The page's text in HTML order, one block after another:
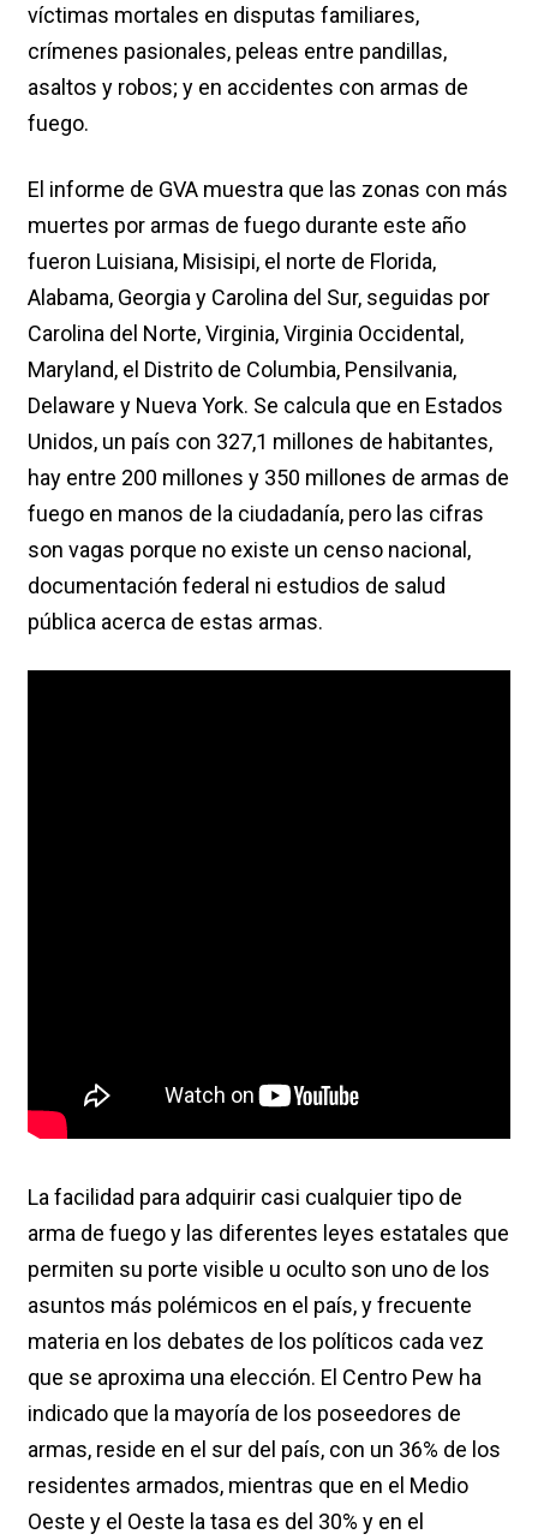
víctimas mortales en disputas familiares,
crímenes pasionales, peleas entre pandillas,
asaltos y robos; y en accidentes con armas de
fuego.
El informe de GVA muestra que las zonas con más
muertes por armas de fuego durante este año
fueron Luisiana, Misisipi, el norte de Florida,
Alabama, Georgia y Carolina del Sur, seguidas por
Carolina del Norte, Virginia, Virginia Occidental,
Maryland, el Distrito de Columbia, Pensilvania,
Delaware y Nueva York. Se calcula que en Estados
Unidos, un país con 327,1 millones de habitantes,
hay entre 200 millones y 350 millones de armas de
fuego en manos de la ciudadanía, pero las cifras
son vagas porque no existe un censo nacional,
documentación federal ni estudios de salud
pública acerca de estas armas.
La facilidad para adquirir casi cualquier tipo de
arma de fuego y las diferentes leyes estatales que
permiten su porte visible u oculto son uno de los
asuntos más polémicos en el país, y frecuente
materia en los debates de los políticos cada vez
que se aproxima una elección. El Centro Pew ha
indicado que la mayoría de los poseedores de
armas, reside en el sur del país, con un 36% de los
residentes armados, mientras que en el Medio
Oeste y el Oeste la tasa es del 30% y en el